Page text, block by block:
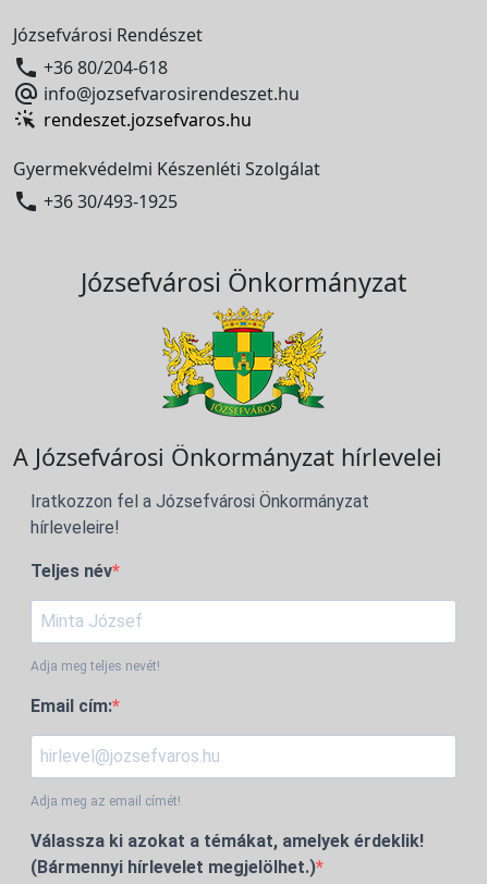
Józsefvárosi Rendészet
 +36 80/204-618
 info@jozsefvarosirendeszet.hu
rendeszet.jozsefvaros.hu
Gyermekvédelmi Készenléti Szolgálat
 +36 30/493-1925
Józsefvárosi Önkormányzat
A Józsefvárosi Önkormányzat hírlevelei
Iratkozzon fel a Józsefvárosi Önkormányzat
hírleveleire!
Teljes név
Adja meg teljes nevét!
Email cím:
Adja meg az email címét!
Válassza ki azokat a témákat, amelyek érdeklik!
(Bármennyi hírlevelet megjelölhet.)